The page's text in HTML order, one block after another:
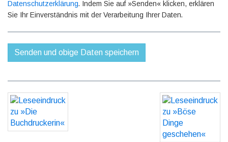
Datenschutzerklärung. Indem Sie auf »Senden« klicken, erklären
Sie Ihr Einverständnis mit der Verarbeitung Ihrer Daten.